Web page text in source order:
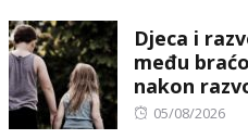
Djeca i
među
nakon
Posted
05/08/2026